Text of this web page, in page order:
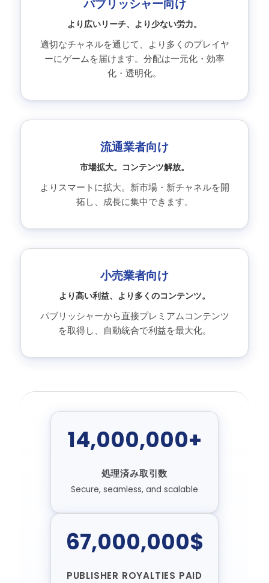
パブリッシャー向け
より広いリーチ、より少ない労力。
適切なチャネルを通じて、より多くのプレイヤ
ーにゲームを届けます。分配は一元化・効率
化・透明化。
流通業者向け
市場拡大。コンテンツ解放。
よりスマートに拡大。新市場・新チャネルを開
拓し、成長に集中できます。
小売業者向け
より高い利益、より多くのコンテンツ。
パブリッシャーから直接プレミアムコンテンツ
を取得し、自動統合で利益を最大化。
14,000,000+
処理済み取引数
Secure, seamless, and scalable
67,000,000$
PUBLISHER ROYALTIES PAID